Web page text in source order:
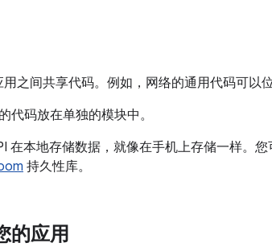
之间共享代码。例如，网络的通用代码可以
代码放在单独的模块中。
在本地存储数据，就像在手机上存储一样。您
持久性库。
的应用